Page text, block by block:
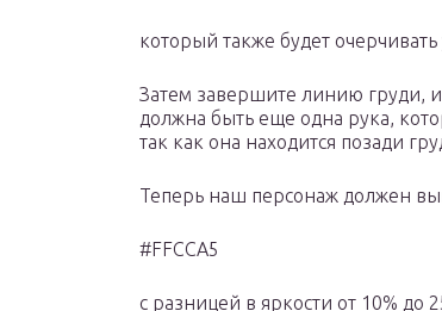
который также будет очерчивать
Затем завершите линию груди,
должна быть еще одна рука,
так как она находится позади
Теперь наш персонаж должен
#FFCCA5
с разницей в яркости от 10% до